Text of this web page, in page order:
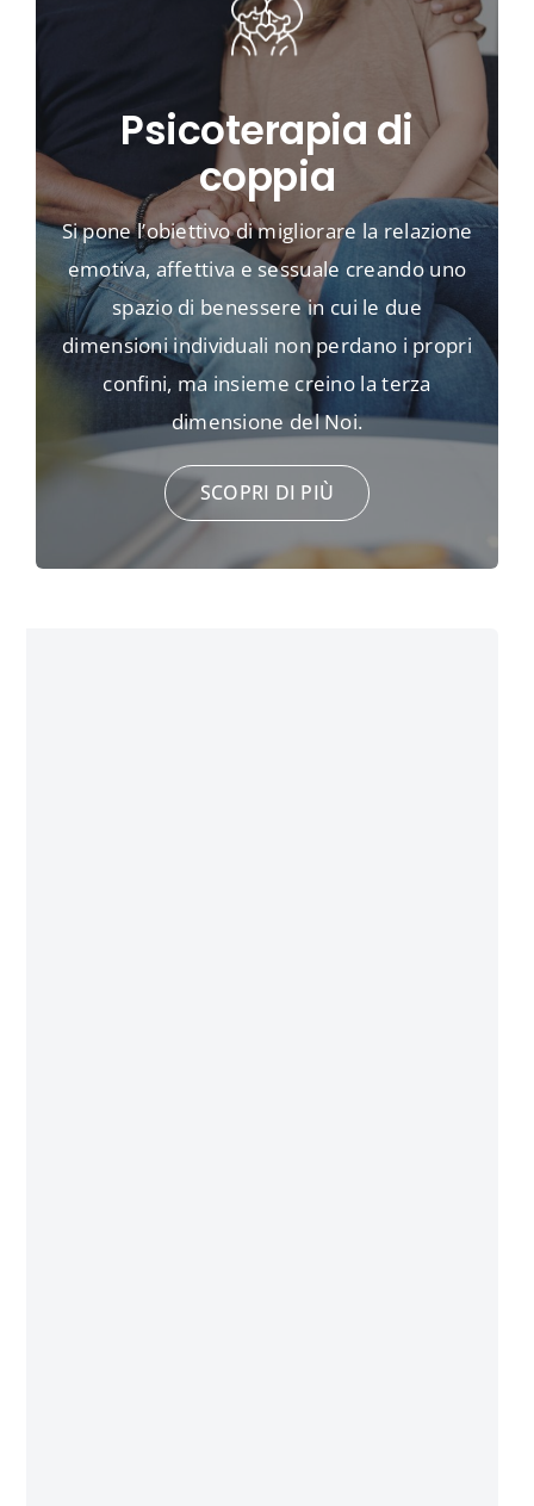
Psicoterapia di
coppia
Si pone l’obiettivo di migliorare la relazione
emotiva, affettiva e sessuale creando uno
spazio di benessere in cui le due
dimensioni individuali non perdano i propri
confini, ma insieme creino la terza
dimensione del Noi.
SCOPRI DI PIÙ